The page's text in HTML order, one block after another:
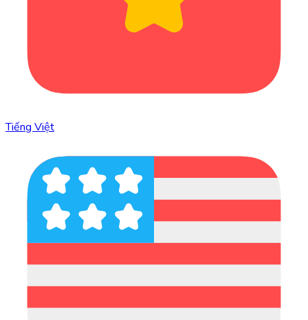
Tiếng Việt